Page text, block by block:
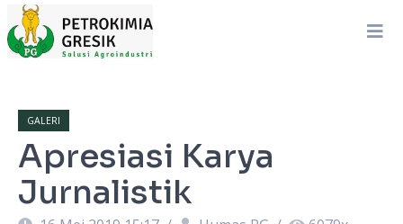
GALERI
Apresiasi Karya
Jurnalistik